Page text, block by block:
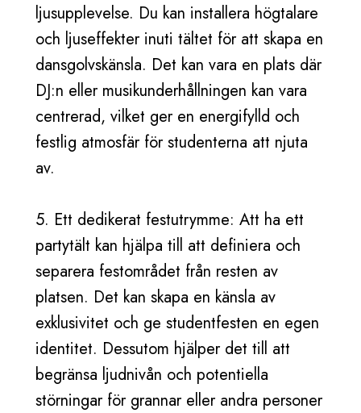
ljusupplevelse. Du kan installera högtalare
och ljuseffekter inuti tältet för att skapa en
dansgolvskänsla. Det kan vara en plats där
DJ:n eller musikunderhållningen kan vara
centrerad, vilket ger en energifylld och
festlig atmosfär för studenterna att njuta
av.
5. Ett dedikerat festutrymme: Att ha ett
partytält kan hjälpa till att definiera och
separera festområdet från resten av
platsen. Det kan skapa en känsla av
exklusivitet och ge studentfesten en egen
identitet. Dessutom hjälper det till att
begränsa ljudnivån och potentiella
störningar för grannar eller andra personer